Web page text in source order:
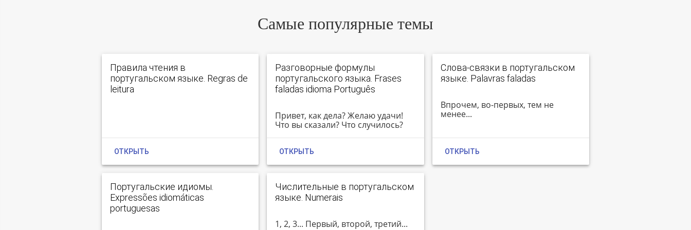
Самые популярные темы
Правила чтения в
португальском языке. Regras de
leitura
ОТКРЫТЬ
Разговорные формулы
португальского языка. Frases
faladas idioma Português
Привет, как дела? Желаю удачи!
Что вы сказали? Что случилось?
ОТКРЫТЬ
Слова-связки в португальском
языке. Palavras faladas
Впрочем, во-первых, тем не
менее...
ОТКРЫТЬ
Португальские идиомы.
Expressões idiomáticas
portuguesas
Числительные в португальском
языке. Numerais
1, 2, 3... Первый, второй, третий...